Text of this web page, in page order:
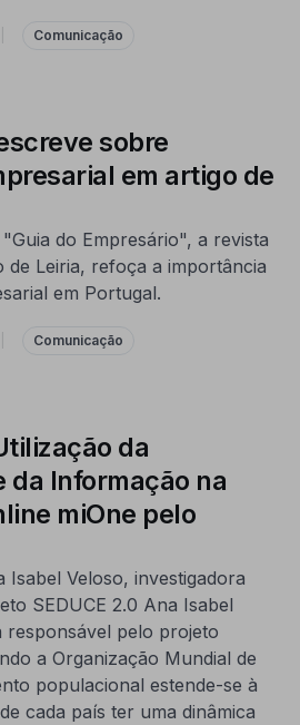
Comunicação
sobre
em artigo de
do Empresário", a revista
de Leiria, refoça a importância
em Portugal.
Comunicação
da
da Informação na
miOne pelo
Isabel Veloso, investigadora
SEDUCE 2.0 Ana Isabel
responsável pelo projeto
a Organização Mundial de
populacional estende-se à
cada país ter uma dinâmica